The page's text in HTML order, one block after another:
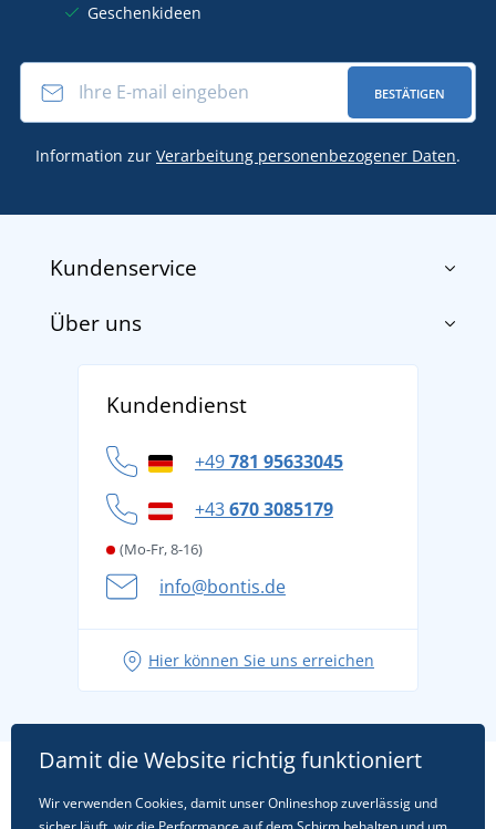
Geschenkideen
BESTÄTIGEN
Information zur Verarbeitung personenbezogener Daten.
Kundenservice
Impressum
Datenschutz
Cookie-Richtlinie
Über uns
Für Unternehmen und Organisationen
Kundendienst
+49781 95633045
+43670 3085179
(Mo-Fr, 8-16)
info@bontis.de
Hier können Sie uns erreichen
Damit die Website richtig funktioniert
Wir verwenden Cookies, damit unser Onlineshop zuverlässig und